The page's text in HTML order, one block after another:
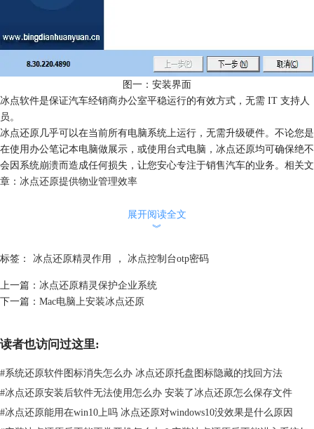
图一：安装界面
冰点软件是保证汽车经销商办公室平稳运行的有效方式，无需 IT 支持人
员。
冰点还原几乎可以在当前所有电脑系统上运行，无需升级硬件。不论您是
在使用办公笔记本电脑做展示，或使用台式电脑，冰点还原均可确保绝不
会因系统崩溃而造成任何损失，让您安心专注于销售汽车的业务。相关文
章： 冰点还原提供物业管理效率
展开阅读全文
︾
标签： 冰点还原精灵作用 ， 冰点控制台otp密码
上一篇： 冰点还原精灵保护企业系统
下一篇： Mac电脑上安装冰点还原
读者也访问过这里:
#系统还原软件图标消失怎么办 冰点还原托盘图标隐藏的找回方法
#冰点还原安装后软件无法使用怎么办 安装了冰点还原怎么保存文件
#冰点还原能用在win10上吗 冰点还原对windows10没效果是什么原因